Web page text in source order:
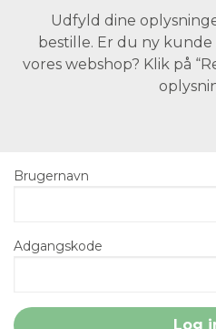
Udfyld dine
bestille. Er du ny
vores webshop? Klik på
Brugernavn
Adgangskode